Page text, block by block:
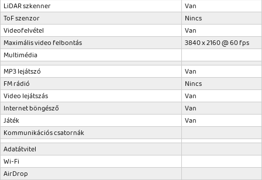
LiDAR szkenner
Van
ToF szenzor
Nincs
Videofelvétel
Van
Maximális video felbontás
3840 x 2160 @ 60 fps
Multimédia
MP3 lejátszó
Van
FM rádió
Nincs
Video lejátszás
Van
Internet böngésző
Van
Játék
Van
Kommunikációs csatornák
Adatátvitel
Wi-Fi
AirDrop